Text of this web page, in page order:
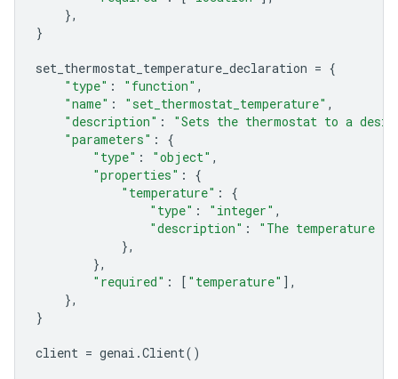
},
}
set_thermostat_temperature_declaration = {
"type" : "function" ,
"name" : "set_thermostat_temperature" ,
"description" :
"Sets the thermostat to a
"parameters" :
{
"type" : "object" ,
"properties" :
{
"temperature" :
{
"type" : "integer" ,
"description" :
"The temperature
},
},
"required" : [ "temperature" ],
},
}
client = genai .Client()